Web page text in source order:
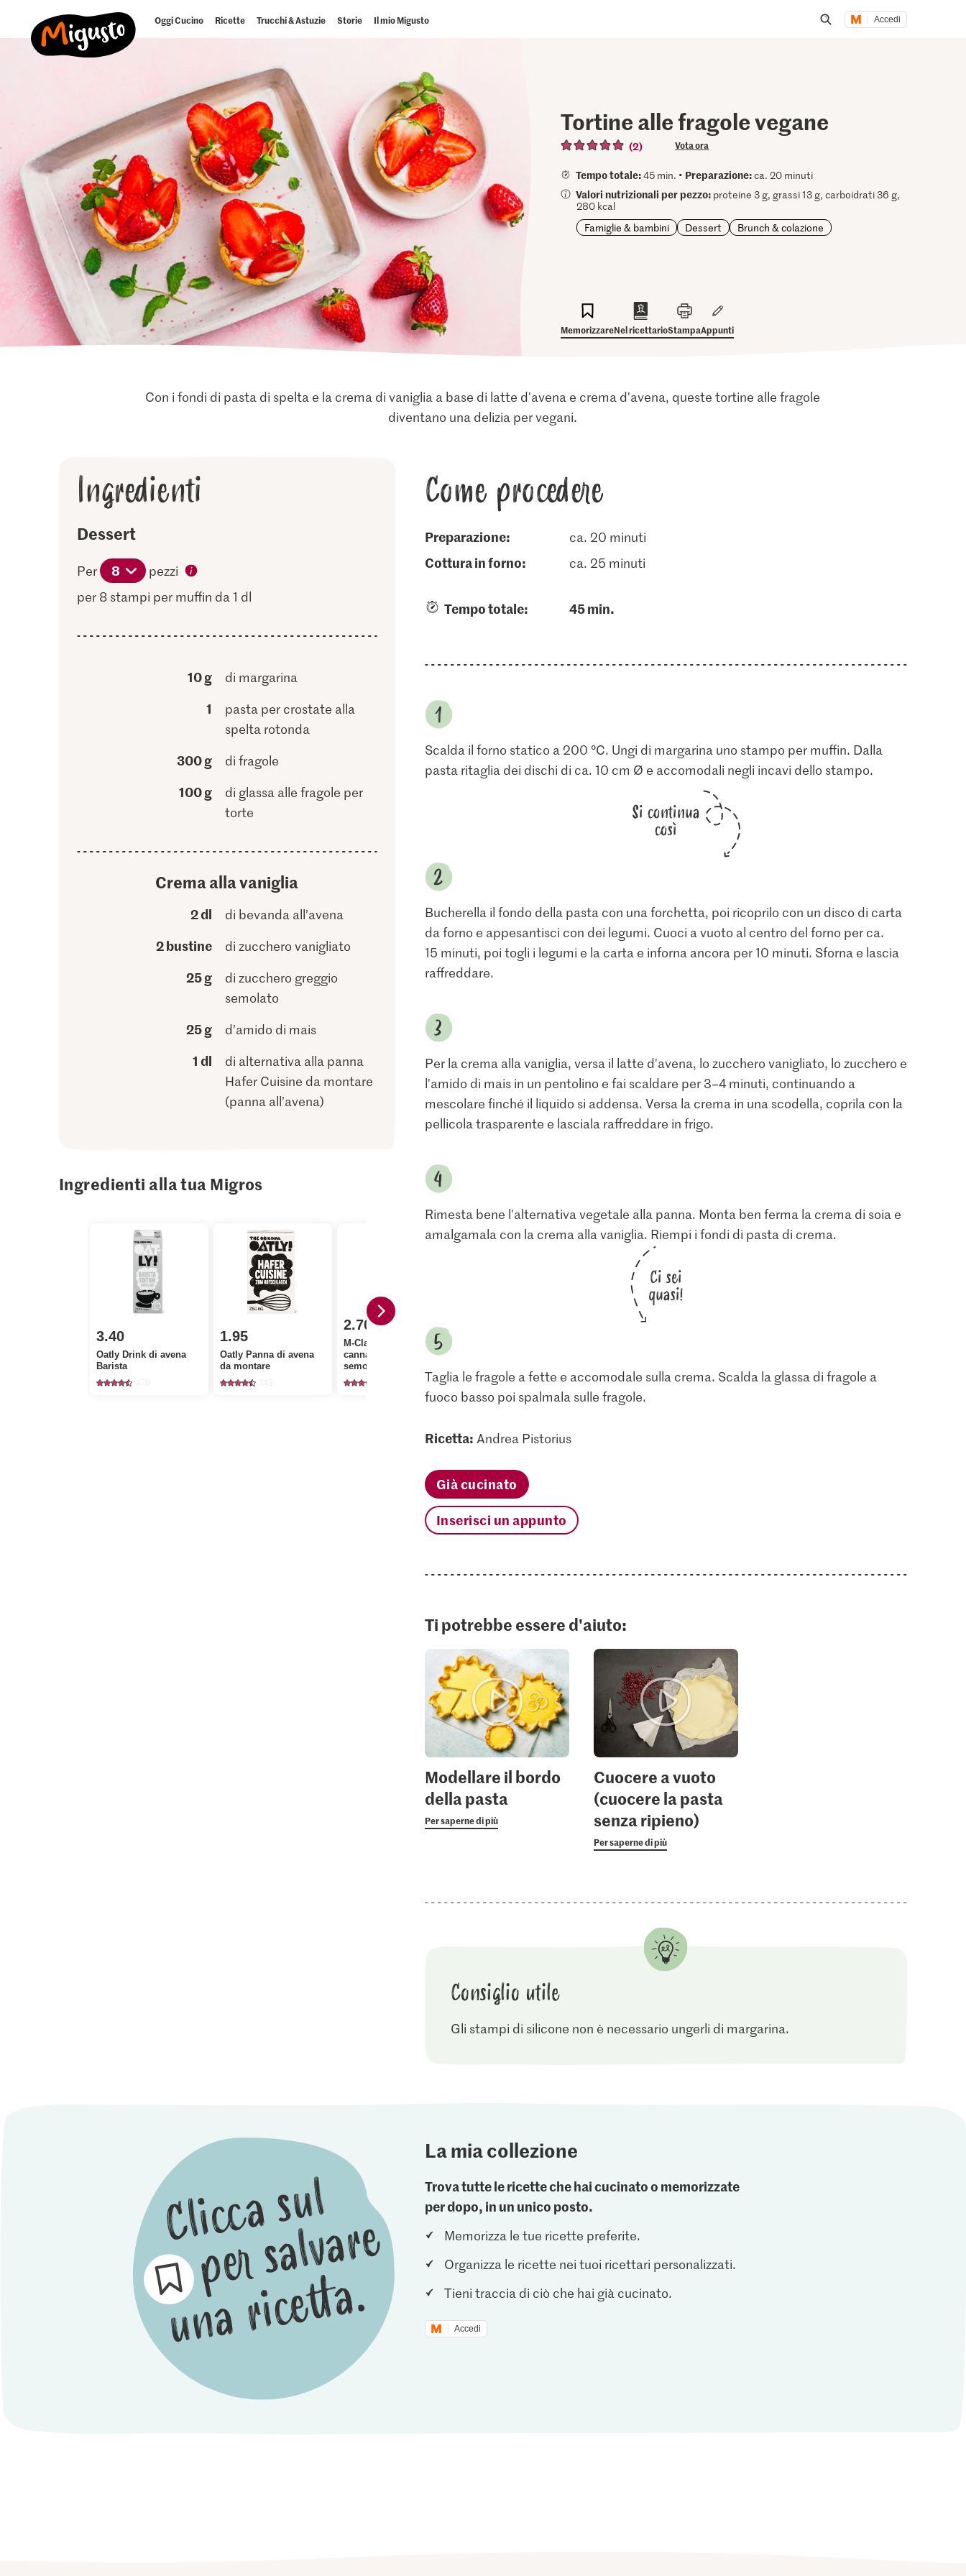
Oggi Cucino Ricette Trucchi & Astuzie Storie Il mio Migusto Accedi
Tortine alle fragole vegane
(2) Vota ora
Tempo totale:45 min. • Preparazione:ca. 20 minuti
Valori nutrizionali per pezzo: proteine 3 g, grassi 13 g, carboidrati 36 g,
280 kcal
Famiglie & bambini
Dessert Brunch & colazione
MemorizzareNel ricettarioStampaAppunti
Con i fondi di pasta di spelta e la crema di vaniglia a base di latte d'avena e crema d'avena, queste tortine alle fragole
diventano una delizia per vegani.
Ingredienti
Dessert
Per 8
pezzi
per 8 stampi per muffin da 1 dl
10 g di margarina
1
pasta per crostate alla
spelta rotonda
300 g di fragole
100 g
di glassa alle fragole per
torte
Crema alla vaniglia
2 dl di bevanda all’avena
2 bustine di zucchero vanigliato
25 g
di zucchero greggio
semolato
25 g d’amido di mais
1 dl
di alternativa alla panna
Hafer Cuisine da montare
(panna all’avena)
Ingredienti alla tua Migros
3.40
Oatly Drink di avena
Barista
1.95
Oatly Panna di avena
da montare
2.70
M-Classic Zucchero di
canna greggio
semolato
385 725 3330
Come procedere
Preparazione: ca. 20 minuti
cottura in forno: ca. 25 minuti
Tempo totale: 45 min.
Scalda il forno statico a 200 °C. Ungi di margarina uno stampo per muffin. Dalla
pasta ritaglia dei dischi di ca. 10 cm Ø e accomodali negli incavi dello stampo.
Si continua
così
Bucherella il fondo della pasta con una forchetta, poi ricoprilo con un disco di carta
da forno e appesantisci con dei legumi. Cuoci a vuoto al centro del forno per ca.
15 minuti, poi togli i legumi e la carta e inforna ancora per 10 minuti. Sforna e lascia
raffreddare.
Per la crema alla vaniglia, versa il latte d'avena, lo zucchero vanigliato, lo zucchero e
l'amido di mais in un pentolino e fai scaldare per 3–4 minuti, continuando a
mescolare finché il liquido si addensa. Versa la crema in una scodella, coprila con la
pellicola trasparente e lasciala raffreddare in frigo.
Rimesta bene l'alternativa vegetale alla panna. Monta ben ferma la crema di soia e
amalgamala con la crema alla vaniglia. Riempi i fondi di pasta di crema.
Ci sei
quasi!
Taglia le fragole a fette e accomodale sulla crema. Scalda la glassa di fragole a
fuoco basso poi spalmala sulle fragole.
Ricetta: Andrea Pistorius
Già cucinato
Inserisci un appunto
Ti potrebbe essere d'aiuto:
Modellare il bordo
della pasta
Per saperne di più
Cuocere a vuoto
(cuocere la pasta
senza ripieno)
Per saperne di più
Consiglio utile
Gli stampi di silicone non è necessario ungerli di margarina.
La mia collezione
Trova tutte le ricette che hai cucinato o memorizzate
per dopo, in un unico posto.
Memorizza le tue ricette preferite.
Organizza le ricette nei tuoi ricettari personalizzati.
Tieni traccia di ciò che hai già cucinato.
Accedi